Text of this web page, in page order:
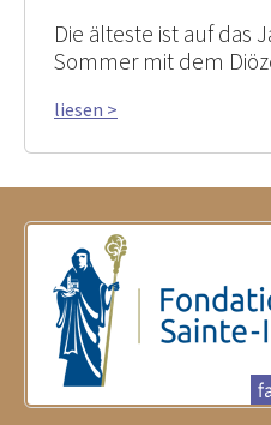
Die älteste ist auf das
Sommer mit dem
liesen >